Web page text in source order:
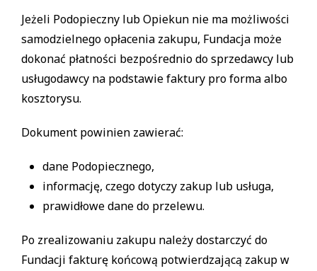
Jeżeli Podopieczny lub Opiekun nie ma możliwości
samodzielnego opłacenia zakupu, Fundacja może
dokonać płatności bezpośrednio do sprzedawcy lub
usługodawcy na podstawie faktury pro forma albo
kosztorysu.
Dokument powinien zawierać:
dane Podopiecznego,
informację, czego dotyczy zakup lub usługa,
prawidłowe dane do przelewu.
Po zrealizowaniu zakupu należy dostarczyć do
Fundacji fakturę końcową potwierdzającą zakup w